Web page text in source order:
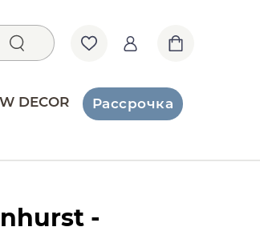
DECOR Рассрочка
-